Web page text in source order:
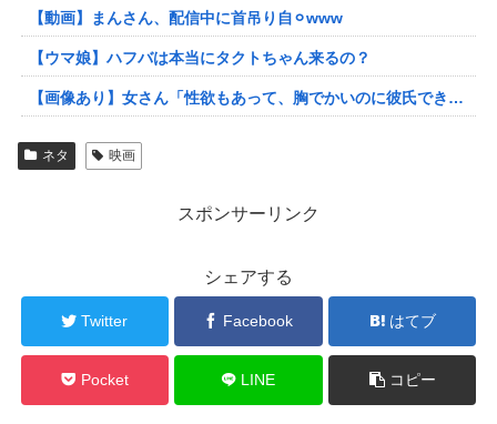
【動画】まんさん、配信中に首吊り自⚪︎www
【ウマ娘】ハフバは本当にタクトちゃん来るの？
【画像あり】女さん「性欲もあって、胸でかいのに彼氏できないんだが！どうすんのこれ？」⇒ﾊﾟｼｬ！！
ネタ 映画
スポンサーリンク
シェアする
Twitter Facebook はてブ
Pocket LINE コピー